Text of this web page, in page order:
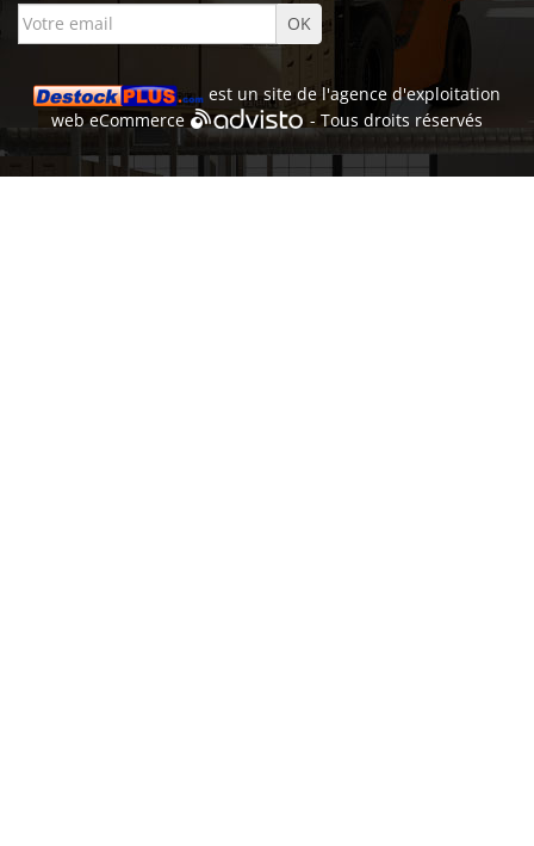
est un site de l'agence d'exploitation
webeCommerce - Tous droits réservés